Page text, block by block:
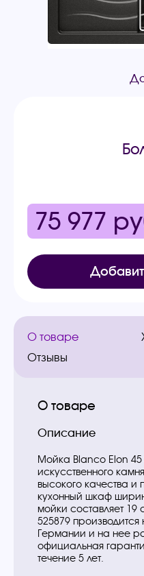
75 977
О товаре
Отзывы
О товаре
Описание
Мойка Blanco Elon 45
искусственного
высокого качества и
кухонный шкаф
мойки составляет 19
525879
Германии и на нее
официальная
течение 5 лет.